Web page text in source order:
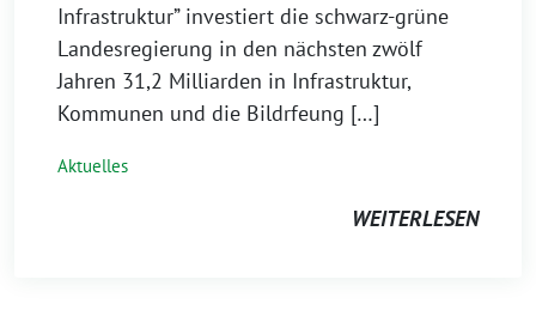
Infrastruktur” investiert die schwarz-grüne
Landesregierung in den nächsten zwölf
Jahren 31,2 Milliarden in Infrastruktur,
Kommunen und die Bildrfeung […]
Aktuelles
WEITERLESEN